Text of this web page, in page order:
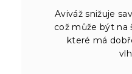
Aviváž snižuje
což může být na
které má